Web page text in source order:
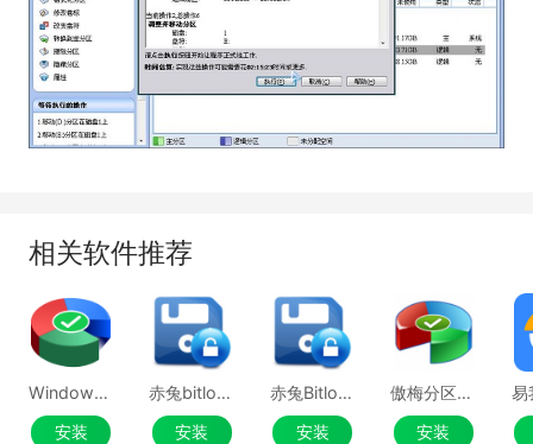
相关软件推荐
Windows分区助手
安装
赤兔bitlocker分区恢复软件
安装
赤兔Bitlocker分区解密软件
安装
傲梅分区助手专业版最新PC端V10.7.0
安装